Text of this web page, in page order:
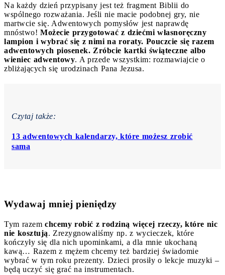
Na każdy dzień przypisany jest też fragment Biblii do
wspólnego rozważania. Jeśli nie macie podobnej gry, nie
martwcie się. Adwentowych pomysłów jest naprawdę
mnóstwo! Możecie przygotować z dziećmi własnoręczny
lampion i wybrać się z nimi na roraty. Pouczcie się razem
adwentowych piosenek. Zróbcie kartki świąteczne albo
wieniec adwentowy. A przede wszystkim: rozmawiajcie o
zbliżających się urodzinach Pana Jezusa.
Czytaj także:
13 adwentowych kalendarzy, które możesz zrobić
sama
Wydawaj mniej pieniędzy
Tym razem chcemy robić z rodziną więcej rzeczy, które nic
nie kosztują. Zrezygnowaliśmy np. z wycieczek, które
kończyły się dla nich upominkami, a dla mnie ukochaną
kawą… Razem z mężem chcemy też bardziej świadomie
wybrać w tym roku prezenty. Dzieci prosiły o lekcje muzyki –
będą uczyć się grać na instrumentach.